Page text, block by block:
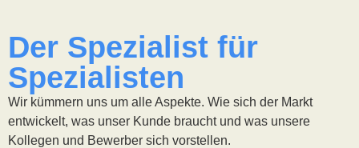
Der Spezialist für
Spezialisten
Wir kümmern uns um alle Aspekte. Wie sich der Markt
entwickelt, was unser Kunde braucht und was unsere
Kollegen und Bewerber sich vorstellen.